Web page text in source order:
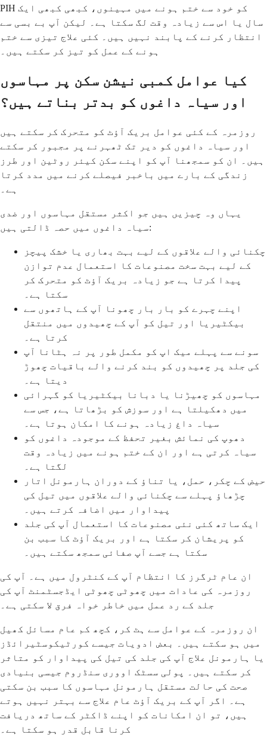
PIH کو خود سے ختم ہونے میں مہینوں، کبھی کبھی ایک
سال یا اس سے زیادہ وقت لگ سکتا ہے۔ لیکن آپ بے بسی سے
انتظار کرنے کے پابند نہیں ہیں۔ کئی علاج تیزی سے ختم
ہونے کے عمل کو تیز کر سکتے ہیں۔
کیا عوامل کمبی نیشن سکن پر مہاسوں
اور سیاہ داغوں کو بدتر بناتے ہیں؟
روزمرہ کے کئی عوامل بریک آؤٹ کو متحرک کر سکتے ہیں
اور سیاہ داغوں کو دیر تک ٹھہرنے پر مجبور کر سکتے
ہیں۔ ان کو سمجھنا آپ کو اپنے سکن کیئر روٹین اور طرز
زندگی کے بارے میں باخبر فیصلے کرنے میں مدد کرتا
ہے۔
یہاں وہ چیزیں ہیں جو اکثر مستقل مہاسوں اور ضدی
سیاہ داغوں میں حصہ ڈالتی ہیں:
چکنائی والے علاقوں کے لیے بہت بھاری یا خشک پیچز
کے لیے بہت سخت مصنوعات کا استعمال عدم توازن
پیدا کرتا ہے جو زیادہ بریک آؤٹ کو متحرک کر
سکتا ہے۔
اپنے چہرے کو بار بار چھونا آپ کے ہاتھوں سے
بیکٹیریا اور تیل کو آپ کے چھیدوں میں منتقل
کرتا ہے۔
سونے سے پہلے میک اپ کو مکمل طور پر نہ ہٹانا آپ
کی جلد پر چھیدوں کو بند کرنے والے باقیات چھوڑ
دیتا ہے۔
مہاسوں کو چھیڑنا یا دبانا بیکٹیریا کو گہرائی
میں دھکیلتا ہے اور سوزش کو بڑھاتا ہے، جس سے
سیاہ داغ زیادہ ہونے کا امکان ہوتا ہے۔
دھوپ کی نمائش بغیر تحفظ کے موجودہ داغوں کو
سیاہ کرتی ہے اور ان کے ختم ہونے میں زیادہ وقت
لگتا ہے۔
حیض کے چکر، حمل، یا تناؤ کے دوران ہارمونل اتار
چڑھاؤ پہلے سے چکنائی والے علاقوں میں تیل کی
پیداوار میں اضافہ کرتے ہیں۔
ایک ساتھ کئی نئی مصنوعات کا استعمال آپ کی جلد
کو پریشان کر سکتا ہے اور بریک آؤٹ کا سبب بن
سکتا ہے جسے آپ صفائی سمجھ سکتے ہیں۔
ان عام ٹرگرز کا انتظام آپ کے کنٹرول میں ہے۔ آپ کی
روزمرہ کی عادات میں چھوٹی چھوٹی ایڈجسٹمنٹ آپ کی
جلد کے رد عمل میں خاطر خواہ فرق لا سکتی ہے۔
ان روزمرہ کے عوامل سے ہٹ کر، کچھ کم عام مسائل کھیل
میں ہو سکتے ہیں۔ بعض ادویات جیسے کورٹیکوسٹیرائڈز
یا ہارمونل علاج آپ کی جلد کی تیل کی پیداوار کو متاثر
کر سکتے ہیں۔ پولی سسٹک اووری سنڈروم جیسی بنیادی
صحت کی حالت مستقل ہارمونل مہاسوں کا سبب بن سکتی
ہے۔ اگر آپ کے بریک آؤٹ عام علاج سے بہتر نہیں ہوتے
ہیں، تو ان امکانات کو اپنے ڈاکٹر کے ساتھ دریافت
کرنا قابل قدر ہو سکتا ہے۔